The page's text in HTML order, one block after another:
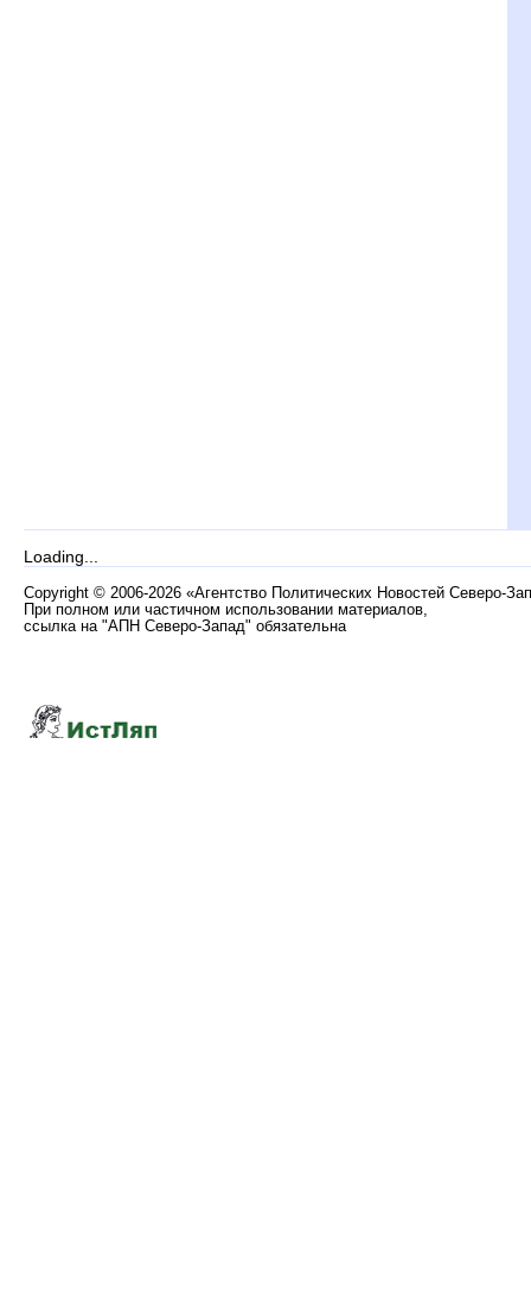
Loading...
Copyright © 2006-2026 «Агентство Политических Новостей Северо-
При полном или частичном использовании материалов,
ссылка на "АПН Северо-Запад" обязательна